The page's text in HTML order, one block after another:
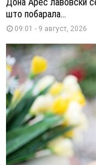
што побарала...
09:01 - 9 август, 2026